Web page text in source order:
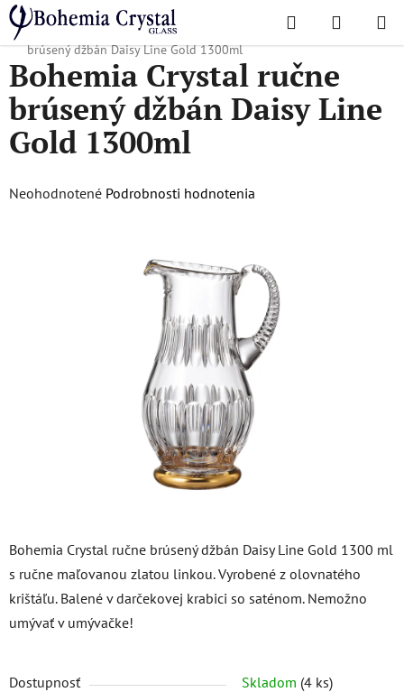
Prejsť
na
obsah
Hľadať
KOŠÍK
Domov
/ Obľúbené kolekcie / Daisy line gold
Bohemia Crystal ručne
brúsený džbán Daisy Line Gold 1300ml
Bohemia Crystal ručne brúsený džbán Daisy Line Gold 1300 ml
s ručne maľovanou zlatou linkou. Vyrobené z olovnatého
krištáľu. Balené v darčekovej krabici so saténom. Nemožno
umývať v umývačke!
Dostupnosť Skladom (4 ks)
Bohemia Crystal ručne
brúsený džbán Daisy Line
Gold 1300ml
Priemerné
Neohodnotené Podrobnosti hodnotenia